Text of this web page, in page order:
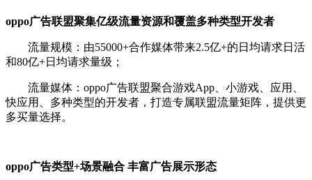
oppo广告联盟聚集亿级流量资源和覆盖多种类型开发者
流量规模：由55000+合作媒体带来2.5亿+的日均请求日活
和80亿+日均请求量级；
流量媒体：oppo广告联盟聚合游戏App、小游戏、应用、
快应用、多种类型的开发者，打造专属联盟流量矩阵，提供更
多买量选择。
oppo广告类型+场景融合 丰富广告展示形态